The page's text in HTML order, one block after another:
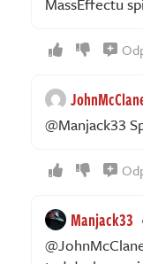
@Manjack33
Manjack33